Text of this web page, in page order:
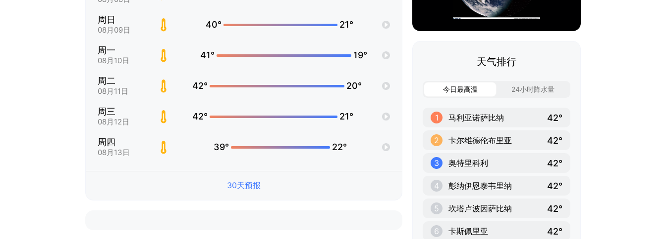
周日
08月09日
40° 21°
周一
08月10日
41° 19°
周二
08月11日
42° 20°
周三
08月12日
42° 21°
周四
08月13日
39° 22°
30天预报
天气排行
今日最高温 24小时降水量
1 马利亚诺萨比纳 42°
2 卡尔维德伦布里亚 42°
3 奥特里科利 42°
4 彭纳伊恩泰韦里纳 42°
5 坎塔卢波因萨比纳 42°
6 卡斯佩里亚 42°